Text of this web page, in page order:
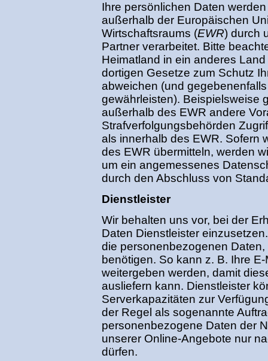
Ihre persönlichen Daten
außerhalb der Europäischen
Wirtschaftsraums (EWR) durch
Partner verarbeitet. Bitte
Heimatland in ein anderes
dortigen Gesetze zum Schutz
abweichen (und
gewährleisten). Beispielsweise
außerhalb des EWR andere
Strafverfolgungsbehörden
als innerhalb des EWR. Sofern
des EWR übermitteln, werden
um ein angemessenes
durch den Abschluss von
Dienstleister
Wir behalten uns vor, bei der
Daten Dienstleister
die personenbezogenen
benötigen. So kann z. B. Ihre
weitergeben werden, damit
ausliefern kann. Dienstleister
Serverkapazitäten zur
der Regel als sogenannte
personenbezogene Daten der
unserer Online-Angebote nur
dürfen.